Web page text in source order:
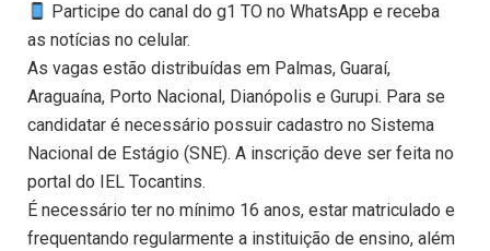
Participe do canal do g1 TO no WhatsApp e receba
as notícias no celular.
As vagas estão distribuídas em Palmas, Guaraí,
Araguaína, Porto Nacional, Dianópolis e Gurupi. Para se
candidatar é necessário possuir cadastro no Sistema
Nacional de Estágio (SNE). A inscrição deve ser feita no
portal do IEL Tocantins.
É necessário ter no mínimo 16 anos, estar matriculado e
frequentando regularmente a instituição de ensino, além